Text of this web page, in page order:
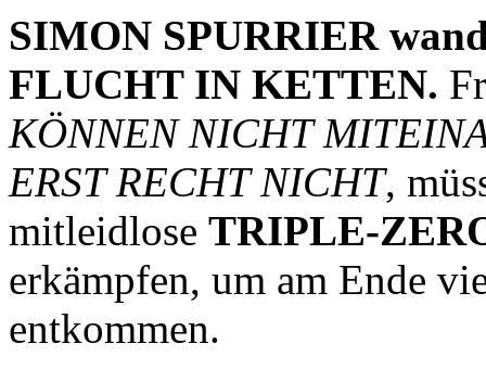
SIMON SPURRIER
FLUCHT IN KETTEN.
KÖNNEN NICHT
ERST RECHT NICHT,
mitleidlose TRIPLE-
erkämpfen, um am Ende
entkommen.